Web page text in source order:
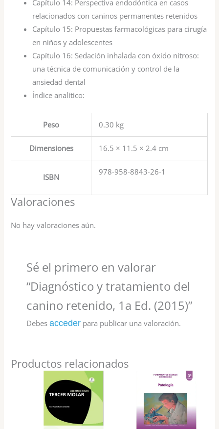
Capítulo 14: Perspectiva endodóntica en casos
relacionados con caninos permanentes retenidos
Capítulo 15: Propuestas farmacológicas para cirugía
en niños y adolescentes
Capítulo 16: Sedación inhalada con óxido nitroso:
una técnica de comunicación y control de la
ansiedad dental
Índice analítico:
Peso 0.30 kg
Dimensiones 16.5 × 11.5 × 2.4 cm
ISBN
978-958-8843-26-1
Valoraciones
No hay valoraciones aún.
Sé el primero en valorar
“Diagnóstico y tratamiento del
canino retenido, 1a Ed. (2015)”
Debes accederpara publicar una valoración.
Productos relacionados